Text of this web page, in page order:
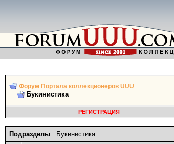
Форум Портала коллекционеров UUU
Букинистика
РЕГИСТРАЦИЯ
Подразделы : Букинистика